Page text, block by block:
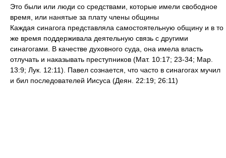
Это были или люди со средствами, которые имели свободное
время, или нанятые за плату члены общины
Каждая синагога представляла самостоятельную общину и в то
же время поддерживала деятельную связь с другими
синагогами. В качестве духовного суда, она имела власть
отлучать и наказывать преступников (Мат. 10:17; 23-34; Map.
13:9; Лук. 12:11). Павел сознается, что часто в синагогах мучил
и бил последователей Иисуса (Деян. 22:19; 26:11)